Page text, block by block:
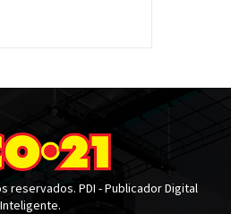
reservados. PDI - Publicador Digital
Inteligente.